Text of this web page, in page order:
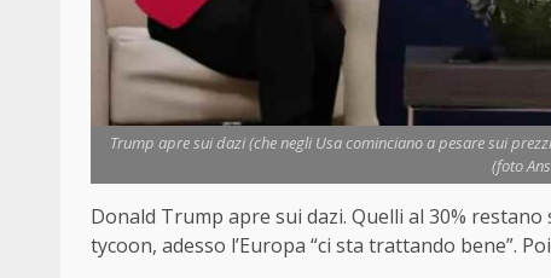
Trump apre sui dazi (che negli Usa cominciano a pesare sui
(foto
Donald Trump apre sui dazi. Quelli al 30%
tycoon, adesso l’Europa “ci sta trattando bene”.